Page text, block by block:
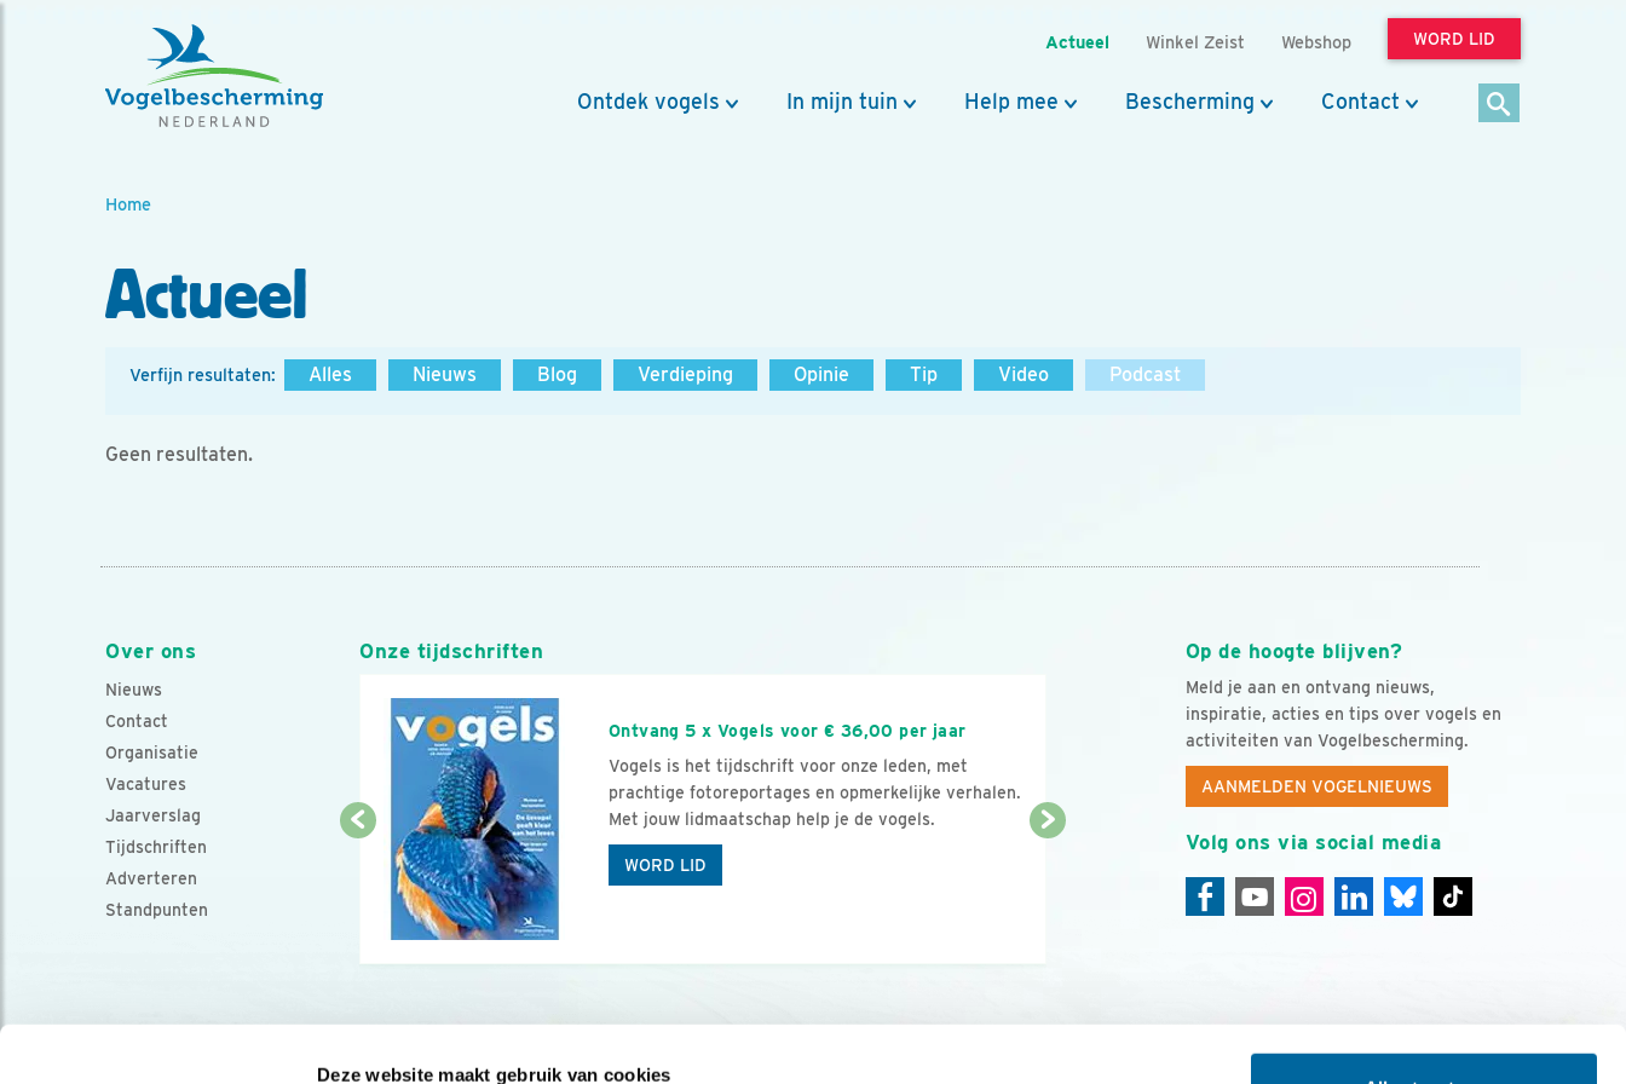
Deze website maakt gebruik van cookies
Actueel Winkel Zeist Webshop WORD LID
Ontdek vogels In mijn tuin Help mee Bescherming Contact
Home
Actueel
Verfijn resultaten: Alles Nieuws Blog Verdieping Opinie Tip Video Podcast
Geen resultaten.
Over ons
Nieuws
Contact
Organisatie
Vacatures
Jaarverslag
Tijdschriften
Adverteren
Standpunten
Op de hoogte blijven?
Meld je aan en ontvang nieuws,
inspiratie, acties en tips over vogels en
activiteiten van Vogelbescherming.
AANMELDEN VOGELNIEUWS
Volg ons via social media
Onze tijdschriften
Ontvang 5 x Vogels voor € 36,00 per jaar
Vogels is het tijdschrift voor onze leden, met
prachtige fotoreportages en opmerkelijke verhalen.
Met jouw lidmaatschap help je de vogels.
WORD LID